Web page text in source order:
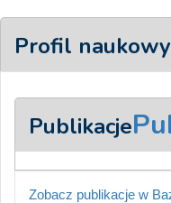
Profil naukowy
Publikacje
Zobacz publikacje w